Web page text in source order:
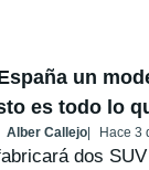
un
es todo lo
Alber Callejo Hace 3
dos